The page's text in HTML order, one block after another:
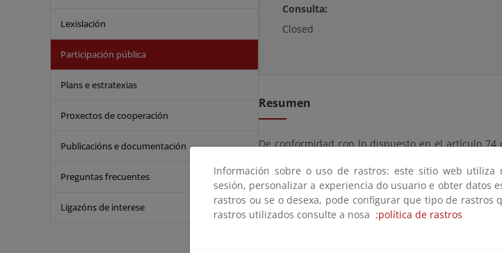
Lexislación
Participación pública
Plans e estratexias
Proxectos de cooperación
Publicacións e documentación
Preguntas frecuentes
Ligazóns de interese
Consulta:
Closed
Resumen
De conformidad con lo dispuesto en el artículo 74
de Costas y al amparo de lo dispuesto en las
información pública la solicitud promovida por
García, de la concesión de uso y
marítimo-terrestre por Orden Ministerial de 20
Información sobre o uso de rastros: este sitio web
sesión, personalizar a experiencia do usuario e obter datos
rastros ou se o desexa, pode configurar que tipo de
rastros utilizados consulte a nosa ;política de rastros